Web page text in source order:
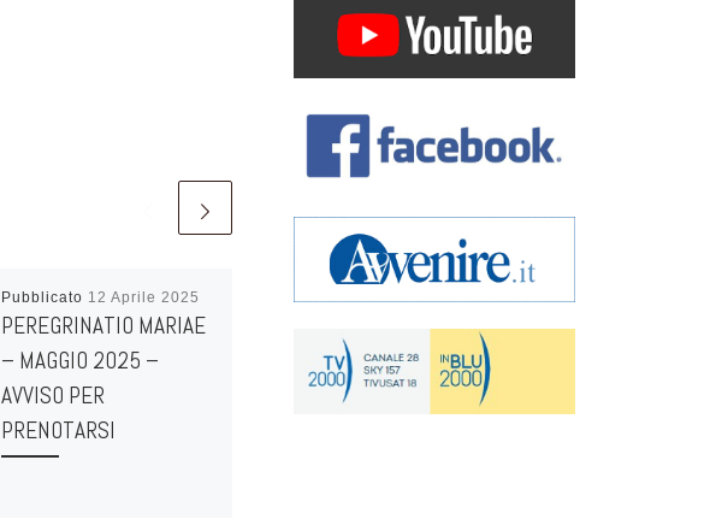
Pubblicato 12 Aprile 2025
PEREGRINATIO MARIAE
– MAGGIO 2025 –
AVVISO PER
PRENOTARSI
CALENDARIO INCONTRI